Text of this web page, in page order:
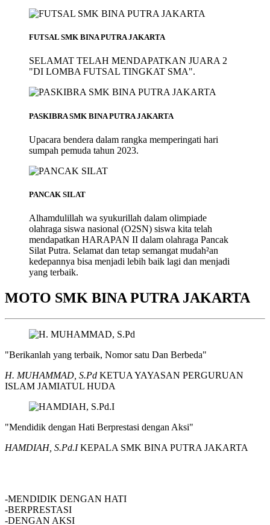
FUTSAL SMK BINA PUTRA JAKARTA
SELAMAT TELAH MENDAPATKAN JUARA 2
"DI LOMBA FUTSAL TINGKAT SMA".
PASKIBRA SMK BINA PUTRA JAKARTA
Upacara bendera dalam rangka memperingati hari
sumpah pemuda tahun 2023.
PANCAK SILAT
Alhamdulillah wa syukurillah dalam olimpiade
olahraga siswa nasional (O2SN) siswa kita telah
mendapatkan HARAPAN II dalam olahraga Pancak
Silat Putra. Selamat dan tetap semangat mudah²an
kedepannya bisa menjadi lebih baik lagi dan menjadi
yang terbaik.
MOTO SMK BINA PUTRA JAKARTA
"Berikanlah yang terbaik, Nomor satu Dan Berbeda"
H. MUHAMMAD, S.Pd KETUA YAYASAN PERGURUAN
ISLAM JAMIATUL HUDA
"Mendidik dengan Hati Berprestasi dengan Aksi"
HAMDIAH, S.Pd.IKEPALA SMK BINA PUTRA JAKARTA
-MENDIDIK DENGAN HATI
-BERPRESTASI
-DENGAN AKSI